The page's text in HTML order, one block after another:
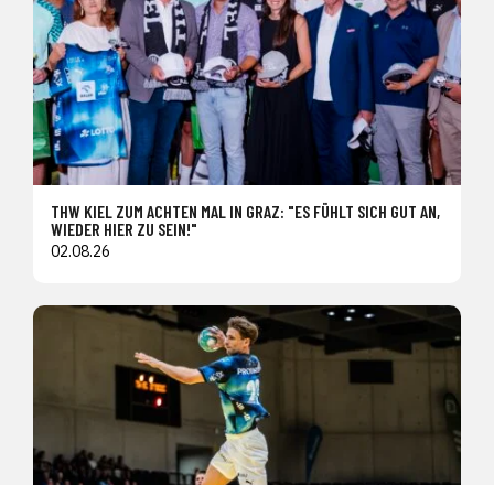
THW KIEL ZUM ACHTEN MAL IN GRAZ: "ES FÜHLT SICH GUT AN,
WIEDER HIER ZU SEIN!"
02.08.26